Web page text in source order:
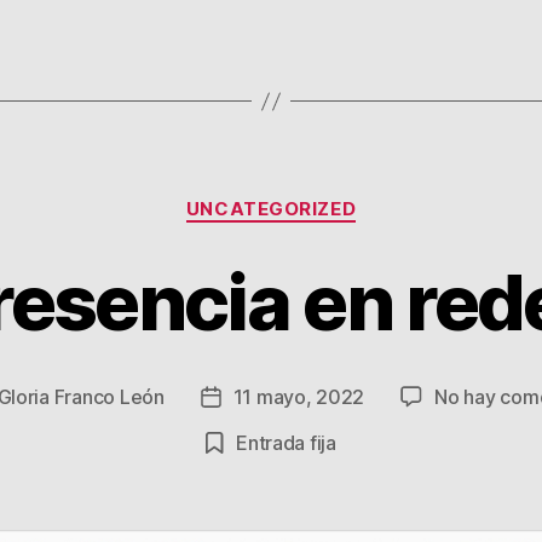
Categorías
UNCATEGORIZED
en
Gloria Franco León
Fecha
de
la
11 mayo, 2022 No hay
Entrada fija